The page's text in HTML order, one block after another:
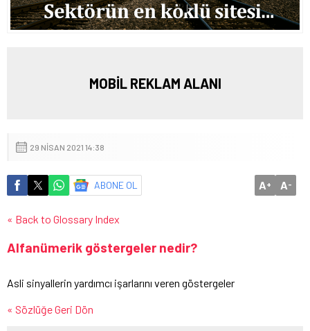
MOBİL REKLAM ALANI
29 NISAN 2021 14:38
ABONE OL A+ A-
« Back to Glossary Index
Alfanümerik göstergeler nedir?
Asli sinyallerin yardımcı işarlarını veren göstergeler
« Sözlüğe Geri Dön